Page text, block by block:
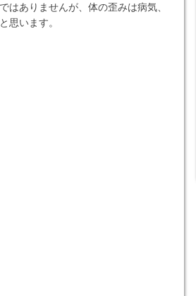
はありませんが、体の歪みは病気、
思います。